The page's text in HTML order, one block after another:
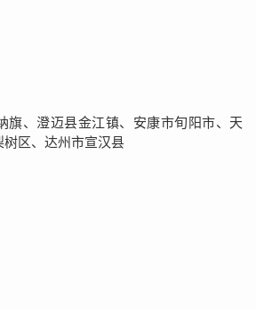
旗、澄迈县金江镇、安康市旬阳市、天
区、达州市宣汉县